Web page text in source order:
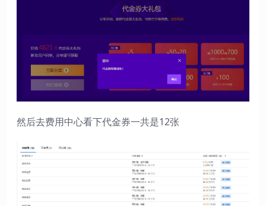
然后去费用中心看下代金券一共是12张